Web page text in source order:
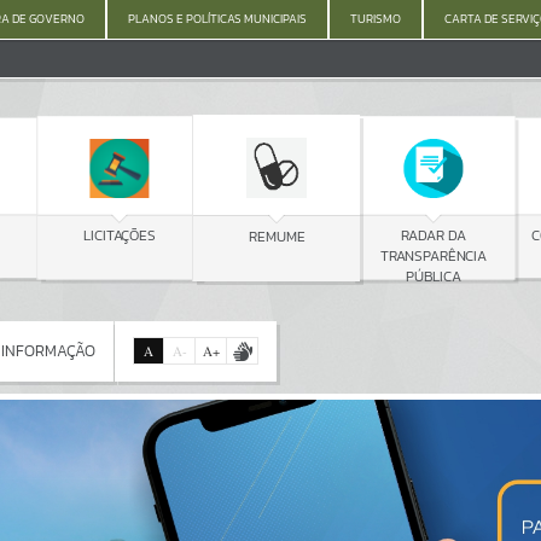
DE GOVERNO PLANOS E POLÍTICAS MUNICIPAIS TURISMO CARTA DE
LICITAÇÕES REMUME RADAR DA
TRANSPARÊNCIA
PÚBLICA
Por favor, aguarde...
A A- A+